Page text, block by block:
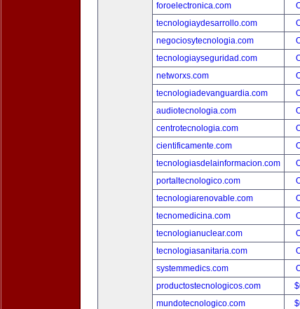
foroelectronica.com
tecnologiaydesarrollo.com
negociosytecnologia.com
tecnologiayseguridad.com
networxs.com
tecnologiadevanguardia.com
audiotecnologia.com
centrotecnologia.com
cientificamente.com
tecnologiasdelainformacion.com
portaltecnologico.com
tecnologiarenovable.com
tecnomedicina.com
tecnologianuclear.com
tecnologiasanitaria.com
systemmedics.com
productostecnologicos.com
mundotecnologico.com